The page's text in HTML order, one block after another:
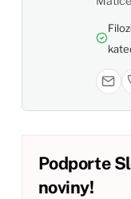
Podporte
noviny!